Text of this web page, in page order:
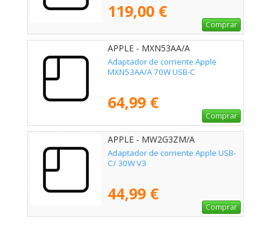
119,00 €
Comprar
APPLE - MXN53AA/A
Adaptador de corriente Apple
MXN53AA/A 70W USB-C
64,99 €
Comprar
APPLE - MW2G3ZM/A
Adaptador de corriente Apple USB-
C/ 30W V3
44,99 €
Comprar